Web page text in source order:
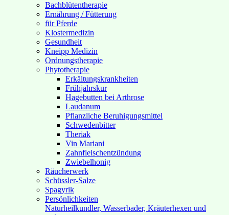
Bachblütentherapie
Ernährung / Fütterung
für Pferde
Klostermedizin
Gesundheit
Kneipp Medizin
Ordnungstherapie
Phytotherapie
Erkältungskrankheiten
Frühjahrskur
Hagebutten bei Arthrose
Laudanum
Pflanzliche Beruhigungsmittel
Schwedenbitter
Theriak
Vin Mariani
Zahnfleischentzündung
Zwiebelhonig
Räucherwerk
Schüssler-Salze
Spagyrik
Persönlichkeiten
Naturheilkundler, Wasserbader, Kräuterhexen und